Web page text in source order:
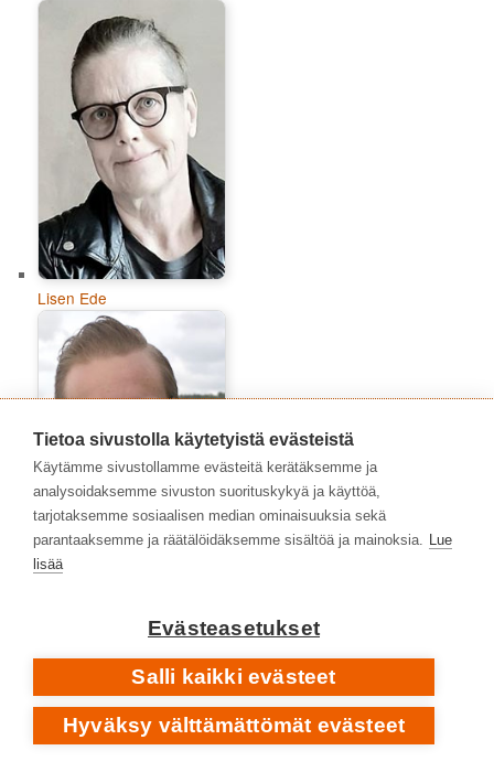
Lisen Ede
Tietoa sivustolla käytetyistä evästeistä
Käytämme sivustollamme evästeitä kerätäksemme ja
analysoidaksemme sivuston suorituskykyä ja käyttöä,
tarjotaksemme sosiaalisen median ominaisuuksia sekä
parantaaksemme ja räätälöidäksemme sisältöä ja mainoksia. Lue
lisää
Evästeasetukset
Salli kaikki evästeet
Hyväksy välttämättömät evästeet